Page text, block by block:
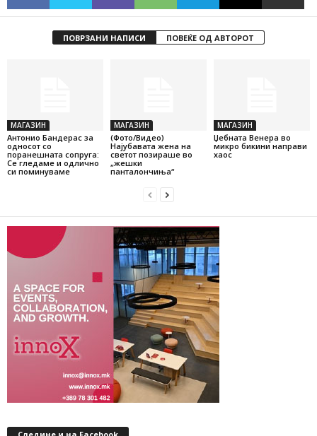
ПОВРЗАНИ НАПИСИ ПОВЕЌЕ ОД АВТОРОТ
МАГАЗИН
Антонио Бандерас за
односот со
поранешната сопруга:
Се гледаме и одлично
си поминуваме
МАГАЗИН
(Фото/Видео)
Најубавата жена на
светот позираше во
„жешки
панталончиња“
МАГАЗИН
Џебната Венера во
микро бикини направи
хаос